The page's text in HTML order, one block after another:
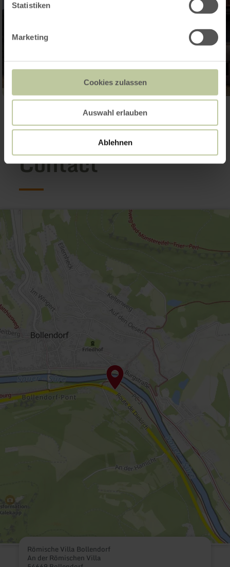
Statistiken
Marketing
Cookies zulassen
Auswahl erlauben
Ablehnen
Ouvrir la galerie
Contact
Römische Villa Bollendorf
An der Römischen Villa